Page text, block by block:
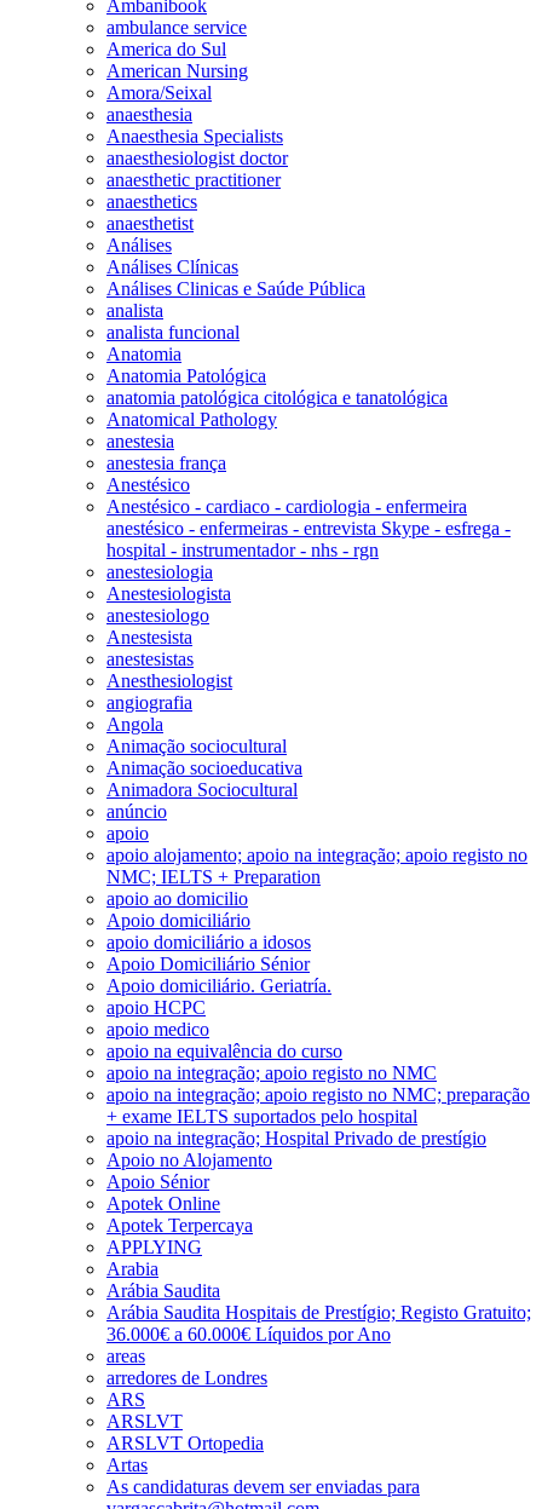
Ambanibook
ambulance service
America do Sul
American Nursing
Amora/Seixal
anaesthesia
Anaesthesia Specialists
anaesthesiologist doctor
anaesthetic practitioner
anaesthetics
anaesthetist
Análises
Análises Clínicas
Análises Clinicas e Saúde Pública
analista
analista funcional
Anatomia
Anatomia Patológica
anatomia patológica citológica e tanatológica
Anatomical Pathology
anestesia
anestesia frança
Anestésico
Anestésico - cardiaco - cardiologia - enfermeira
anestésico - enfermeiras - entrevista Skype - esfrega -
hospital - instrumentador - nhs - rgn
anestesiologia
Anestesiologista
anestesiologo
Anestesista
anestesistas
Anesthesiologist
angiografia
Angola
Animação sociocultural
Animação socioeducativa
Animadora Sociocultural
anúncio
apoio
apoio alojamento; apoio na integração; apoio registo no
NMC; IELTS + Preparation
apoio ao domicilio
Apoio domiciliário
apoio domiciliário a idosos
Apoio Domiciliário Sénior
Apoio domiciliário. Geriatría.
apoio HCPC
apoio medico
apoio na equivalência do curso
apoio na integração; apoio registo no NMC
apoio na integração; apoio registo no NMC; preparação
+ exame IELTS suportados pelo hospital
apoio na integração; Hospital Privado de prestígio
Apoio no Alojamento
Apoio Sénior
Apotek Online
Apotek Terpercaya
APPLYING
Arabia
Arábia Saudita
Arábia Saudita Hospitais de Prestígio; Registo Gratuito;
36.000€ a 60.000€ Líquidos por Ano
areas
arredores de Londres
ARS
ARSLVT
ARSLVT Ortopedia
Artas
As candidaturas devem ser enviadas para